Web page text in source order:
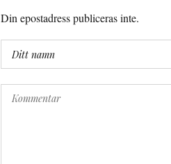
Din epostadress publiceras inte.